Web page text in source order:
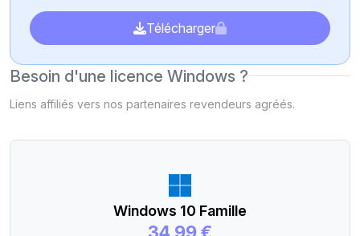
Télécharger
Besoin d'une licence Windows ?
Liens affiliés vers nos partenaires revendeurs agréés.
Windows 10 Famille
34,99 €